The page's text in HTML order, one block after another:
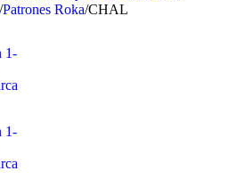
Patrones Roka/CHAL